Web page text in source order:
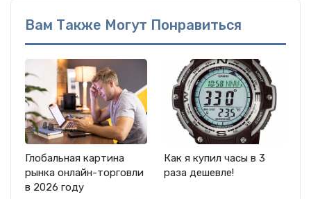
Вам Также Могут Понравиться
Глобальная картина
рынка онлайн-торговли
в 2026 году
Как я купил часы в 3
раза дешевле!